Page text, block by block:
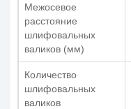
Межосевое
расстояние
шлифовальных
валиков (мм)
Количество
шлифовальных
валиков